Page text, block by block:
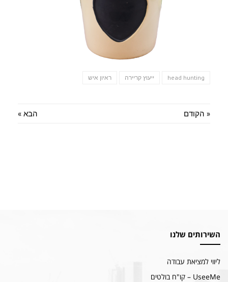
head hunting ייעוץ קריירה ראיון איש
« הקודם הבא »
השירותים שלנו
ליווי למציאת עבודה
UseeMe – קו"ח בולטים